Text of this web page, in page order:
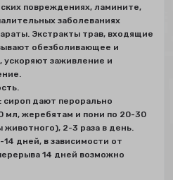
повреждениях, ламините,
заболеваниях
Экстракты трав, входящие
обезболивающее и
ускоряют заживление и
сироп дают перорально
мл, жеребятам и пони по 20-30
животного), 2-3 раза в день.
дней, в зависимости от
14 дней возможно